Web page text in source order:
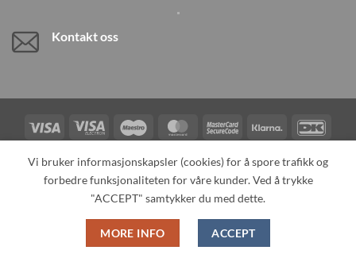
Kontakt oss
Visa
Visa
Electron
Maestro MasterCardMasterCard
2
Klarna
Card
TILBAKEKALLINGER KONTAKT OSS
OM OSS
SPESIALBESTILLING
MIN KONTO ALL PRODUCTS
Copyright 2026 ©Neo Tokyo by Neo Tokyo Norway AS -With Love
from Japan-
Vi bruker informasjonskapsler (cookies) for å spore trafikk og
forbedre funksjonaliteten for våre kunder. Ved å trykke
"ACCEPT" samtykker du med dette.
MORE INFO ACCEPT